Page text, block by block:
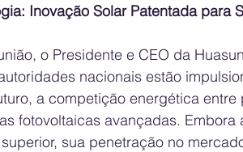
Inovação Solar Patentada para
o Presidente e CEO da
nacionais estão
a competição energética
fotovoltaicas avançadas. Embora
sua penetração no